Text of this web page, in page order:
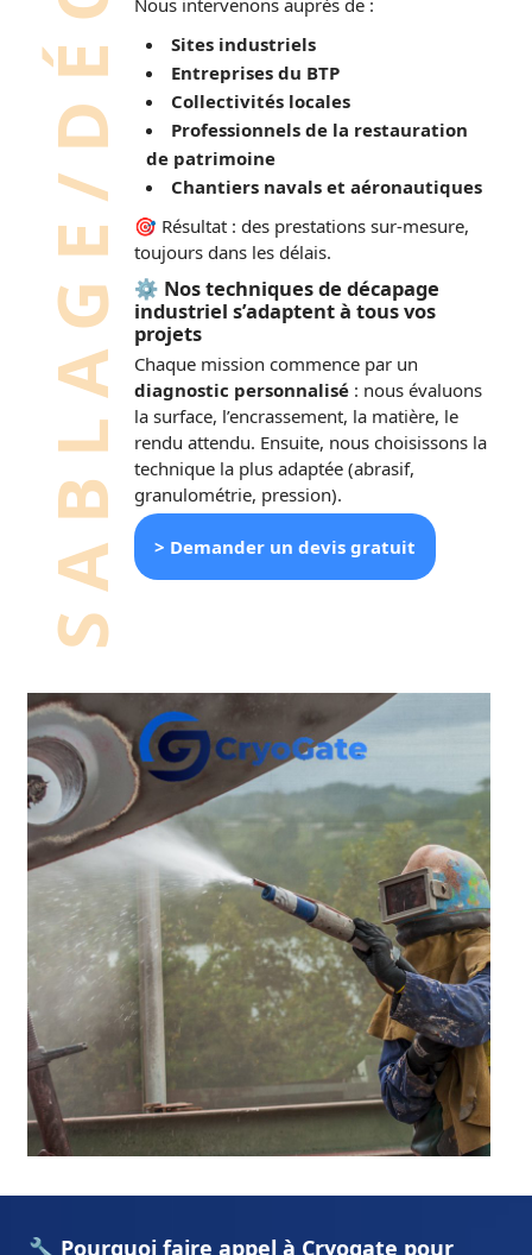
Nous intervenons auprès de :
Sites industriels
Entreprises du BTP
Collectivités locales
Professionnels de la restauration
de patrimoine
Chantiers navals et aéronautiques
🎯 Résultat : des prestations sur-mesure,
toujours dans les délais.
⚙️ Nos techniques de décapage
industriel s’adaptent à tous vos
projets
Chaque mission commence par un
diagnostic personnalisé : nous évaluons
la surface, l’encrassement, la matière, le
rendu attendu. Ensuite, nous choisissons la
technique la plus adaptée (abrasif,
granulométrie, pression).
> Demander un devis gratuit
🔧 Pourquoi faire appel à Cryogate pour